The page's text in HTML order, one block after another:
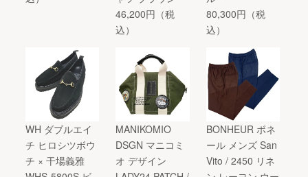
46,200円（税
込）
80,300円（税
込）
WH ダブルエイ
チ ヒロシツボウ
チ × 干場義雅
MANIKOMIO
DSGN マニコミ
オ デザイン
BONHEUR ボネ
ール メンズ San
Vito / 2450 リネ